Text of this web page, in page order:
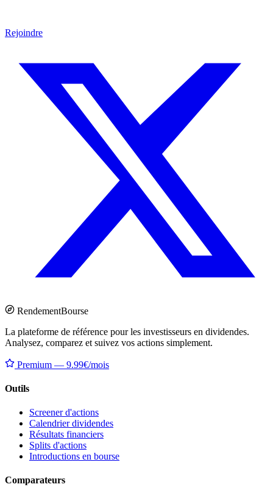
Rejoindre
RendementBourse
La plateforme de référence pour les investisseurs en dividendes.
Analysez, comparez et suivez vos actions simplement.
Premium — 9.99€/mois
Outils
Screener d'actions
Calendrier dividendes
Résultats financiers
Splits d'actions
Introductions en bourse
Comparateurs